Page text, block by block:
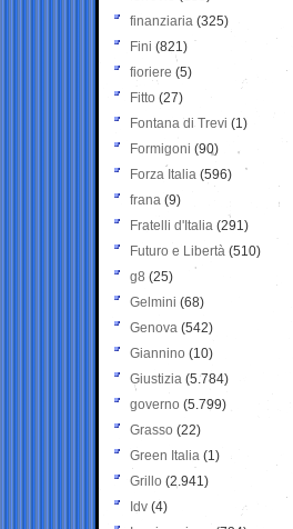
finanziaria (325)
Fini (821)
fioriere (5)
Fitto (27)
Fontana di Trevi (1)
Formigoni (90)
Forza Italia (596)
frana (9)
Fratelli d'Italia (291)
Futuro e Libertà (510)
g8 (25)
Gelmini (68)
Genova (542)
Giannino (10)
Giustizia (5.784)
governo (5.799)
Grasso (22)
Green Italia (1)
Grillo (2.941)
Idv (4)